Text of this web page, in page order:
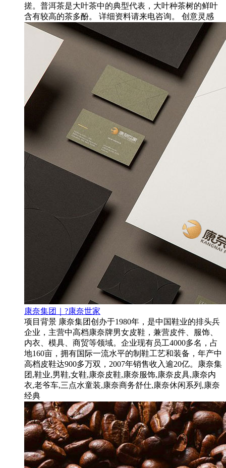
搓。普洱茶是大叶茶中的典型代表，大叶种茶树的鲜叶
含有较高的茶多酚。 详细资料请来电咨询。 创意灵感
康奈集团｜?康奈世家
项目背景 康奈集团创办于1980年，是中国鞋业的排头兵
企业，主营中高档康奈牌男女皮鞋，兼营皮件、服饰、
内衣、模具、商贸等领域。企业现有员工4000多名，占
地160亩，拥有国际一流水平的制鞋工艺和装备，年产中
高档皮鞋达900多万双，2007年销售收入逾20亿。康奈集
团,鞋业,男鞋,女鞋,康奈皮鞋,康奈服饰,康奈皮具,康奈内
衣,老爷车,三点水童装,康奈商务舒仕,康奈休闲系列,康奈
经典